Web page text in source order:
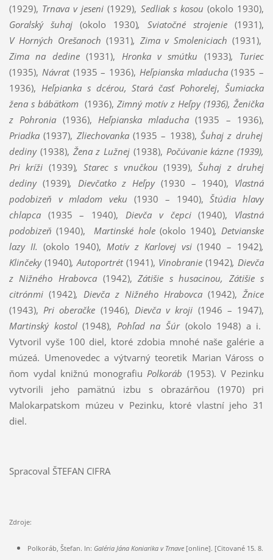
(1929), Trnava v jeseni (1929), Sedliak s kosou (okolo 1930),
Goralský šuhaj (okolo 1930), Sviatočné strojenie (1931),
V Horných Orešanoch (1931), Zima v Smoleniciach(1931),
Zima na dedine(1931), Hronka v smútku (1933), Turiec
(1935), Návrat(1935 – 1936), Heľpianska mladucha(1935 –
1936), Heľpianka s dcérou, Stará časť Pohorelej,Šumiacka
žena s bábätkom (1936),Zimný motív z Heľpy(1936), Ženička
z Pohronia (1936), Heľpianska mladucha (1935 – 1936),
Priadka(1937), Zliechovanka(1935 – 1938),Šuhaj z druhej
dediny(1938), Žena z Lužnej (1938), Počúvaniekázne(1939),
Pri kríži (1939),Starec s vnučkou (1939), Šuhaj z druhej
dediny (1939), Dievčatko z Heľpy(1930 – 1940), Vlastná
podobizeň v mladom veku (1930 – 1940), Štúdia hlavy
chlapca(1935 – 1940), Dievča v čepci (1940), Vlastná
podobizeň(1940), Martinské hole (okolo 1940),Detvianske
lazy II. (okolo 1940),Motív z Karlovej vsi(1940 – 1942),
Klinčeky(1940), Autoportrét(1941), Vinobranie(1942), Dievča
z Nižného Hrabovca (1942), Zátišie s husacinou, Zátišie s
citrónmi (1942), Dievča z Nižného Hrabovca (1942), Žnice
(1943),Pri oberačke (1946), Dievča v kroji (1946 – 1947),
Martinský kostol(1948), Pohľad na Šúr(okolo 1948) a i.
Vytvoril vyše 100 diel, ktoré zdobia mnohé naše galérie a
múzeá. Umenovedec a výtvarný teoretik Marian Váross o
ňom vydal knižnú monografiuPolkoráb (1953). V Pezinku
vytvorili jeho pamätnú izbu s obrazárňou (1970) pri
Malokarpatskom múzeu v Pezinku, ktoré vlastní jeho 31
diel.
Spracoval ŠTEFAN CIFRA
Zdroje:
Polkoráb, Štefan. In: Galéria Jána Koniarika v Trnave [online]. [Citované 15. 8.